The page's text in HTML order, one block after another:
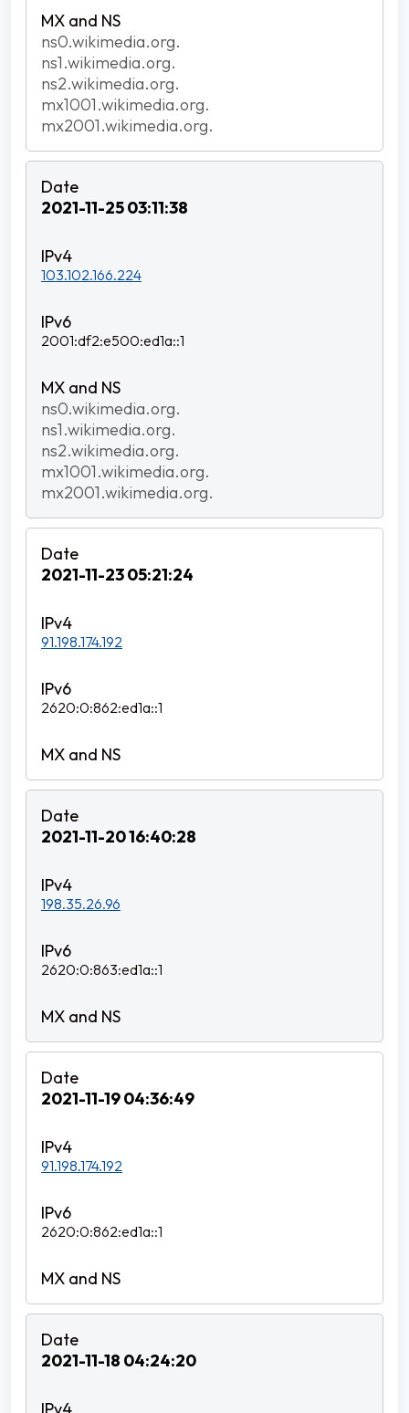
ns0.wikimedia.org.
ns1.wikimedia.org.
ns2.wikimedia.org.
mx1001.wikimedia.org.
mx2001.wikimedia.org.
2021-11-25 03:11:38
103.102.166.224
2001:df2:e500:ed1a::1
ns0.wikimedia.org.
ns1.wikimedia.org.
ns2.wikimedia.org.
mx1001.wikimedia.org.
mx2001.wikimedia.org.
2021-11-23 05:21:24
91.198.174.192
2620:0:862:ed1a::1
2021-11-20 16:40:28
198.35.26.96
2620:0:863:ed1a::1
2021-11-19 04:36:49
91.198.174.192
2620:0:862:ed1a::1
2021-11-18 04:24:20